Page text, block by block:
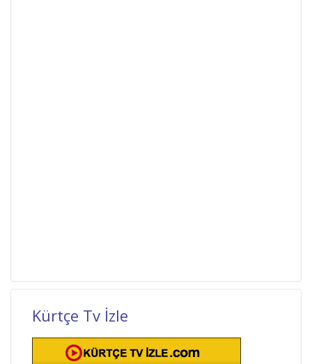
Kürtçe Tv İzle